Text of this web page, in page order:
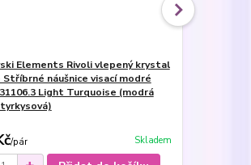
Elements Rivoli vlepený krystal
Stříbrné náušnice visací modré
Light Turquoise (modrá
/pár Skladem